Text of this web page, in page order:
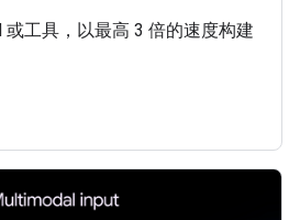
工具，以最高 3 倍的速度构建